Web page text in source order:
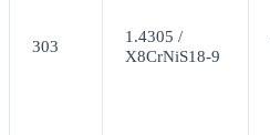
303
1.4305 /
X8CrNiS18-9